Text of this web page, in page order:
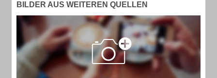
BILDER AUS WEITEREN QUELLEN